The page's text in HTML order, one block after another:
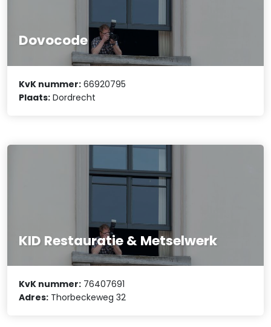
Dovocode
KvK nummer: 66920795
Plaats: Dordrecht
KID Restauratie & Metselwerk
KvK nummer: 76407691
Adres: Thorbeckeweg 32